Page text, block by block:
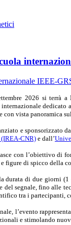
2026 si terrà a
dedicato
con vista panoramica
e sponsorizzato
CNR) e dall’
con l’obiettivo di
figure di spicco della
durata di due giorni (1
del segnale, fino alle
tra i partecipanti,
l’evento
e stimolando